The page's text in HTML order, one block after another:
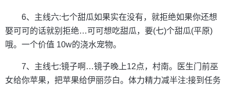
6、主线六:七个甜瓜如果实在没有，就拒绝如果你还想
娶可可的话就别拒绝…可可想吃甜瓜，要(七)个甜瓜(平原)
哦。一个价值 10w的浇水宠物。
7、主线七:镜子啊…镜子晚上12点，村南。医生门前巫
女给你苹果，把苹果给伊丽莎白。体力精力减半注:接到任务